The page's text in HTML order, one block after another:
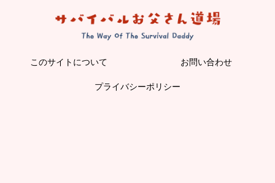
このサイトについて お問い合わせ
プライバシーポリシー